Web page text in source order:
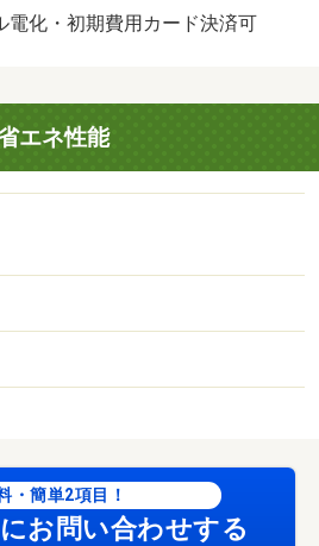
ます。周辺にはセブンイレブン
電化・初期費用カード決済可
エネ性能
・簡単2項目！
お問い合わせする